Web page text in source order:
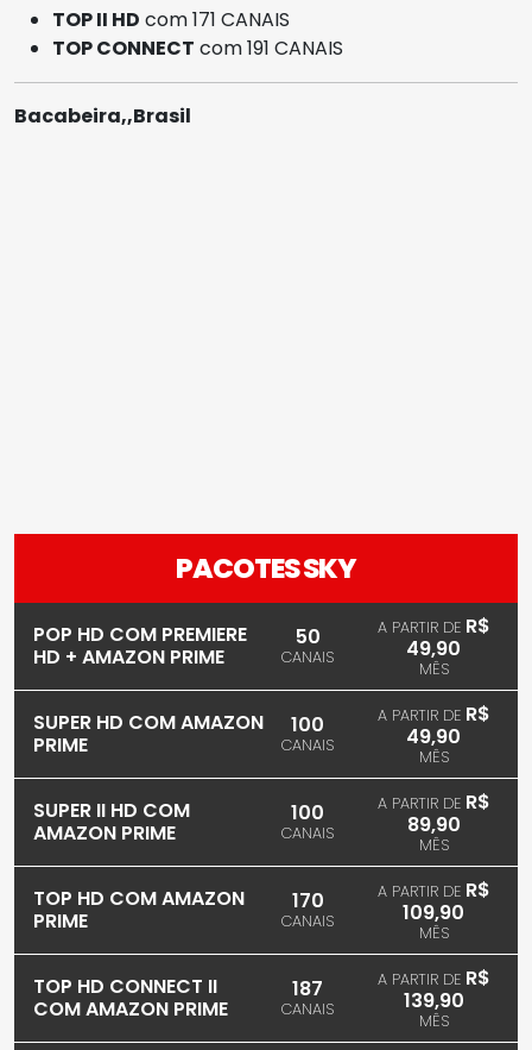
TOP II HD com 171 CANAIS
TOP CONNECT com 191 CANAIS
Bacabeira,,Brasil
PACOTES SKY
POP HD COM PREMIERE
HD + AMAZON PRIME
50
CANAIS
A PARTIR DE R$
49,90
MÊS
SUPER HD COM AMAZON
PRIME
100
CANAIS
A PARTIR DE R$
49,90
MÊS
SUPER II HD COM
AMAZON PRIME
100
CANAIS
A PARTIR DE R$
89,90
MÊS
TOP HD COM AMAZON
PRIME
170
CANAIS
A PARTIR DE R$
109,90
MÊS
TOP HD CONNECT II
COM AMAZON PRIME
187
CANAIS
A PARTIR DE R$
139,90
MÊS